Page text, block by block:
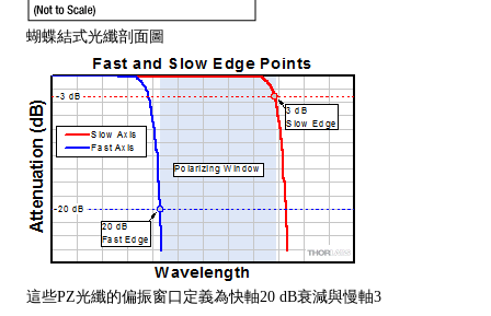
蝴蝶結式光纖剖面圖
這些PZ光纖的偏振窗口定義為快軸20 dB衰減與慢軸3